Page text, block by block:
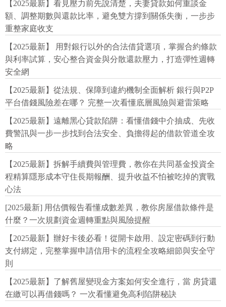
【2025最新】看見壓力前先說清楚，夫妻貸款如何重談金
額、調整期數與還款比率，避免雙方撐到關係失衡，一步步
重整家庭收支
【2025最新】 用對銀行以外的合法借貸選項，掌握合約條款
與利率試算，安心整合資金與分散還款壓力，打造彈性週轉
安全網
【2025最新】從法規、保障到違約機制全面解析 銀行與P2P
平台借錢風險差在哪？ 完整一次看懂底層風險與避雷策略
【2025最新】遠離黑心貸款陷阱：看懂借錢中介抽成、先收
費警訊與一步一步找到合法安全、負擔得起的借款管道全攻
略
【2025最新】拆解手續費與管理費，教你在共同基金投資全
程精算隱形成本守住長期報酬、提升收益不怕被吃掉的實戰
心法
[2025最新] 用估價報告看懂成數差異，教你房屋借款條件是
什麼？一次規劃資金週轉重點與風險提醒
【2025最新】辦好卡後必看！從開卡啟用、設定密碼到行動
支付綁定，完整掌握申請信用卡的流程全攻略細節與安全守
則
【2025最新】了解舊屋變現金方案如何安全進行，當 房貸還
在繳可以再借錢嗎？ 一次看懂避免高利陷阱秘訣